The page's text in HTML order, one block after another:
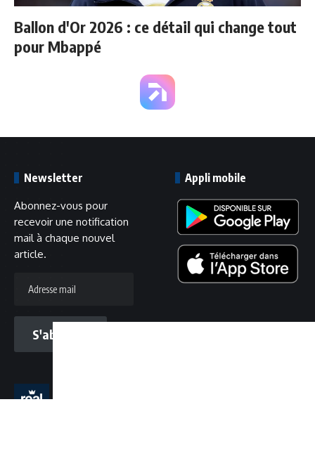
Ballon d'Or 2026 : ce détail qui change tout
pour Mbappé
Newsletter
Abonnez-vous pour
recevoir une notification
mail à chaque nouvel
article.
mail
S'abonner
Appli mobile